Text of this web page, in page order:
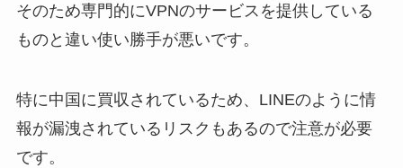
そのため専門的にVPNのサービスを提供している
ものと違い使い勝手が悪いです。
特に中国に買収されているため、LINEのように情
報が漏洩されているリスクもあるので注意が必要
です。